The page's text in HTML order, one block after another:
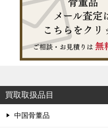
買取取扱品目
中国骨董品